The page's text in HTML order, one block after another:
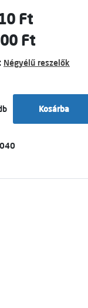
Ft
Ft
Négyélű reszelők
Kosárba